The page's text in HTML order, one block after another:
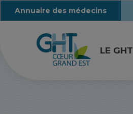
Annuaire des médecins
LE GHT